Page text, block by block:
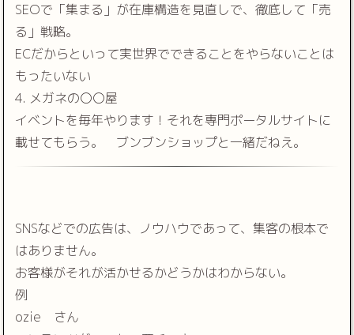
SEOで「集まる」が在庫構造を見直しで、徹底して「売
る」戦略。
ECだからといって実世界でできることをやらないことは
もったいない
4. メガネの〇〇屋
イベントを毎年やります！それを専門ポータルサイトに
載せてもらう。 ブンブンショップと一緒だねえ。
SNSなどでの広告は、ノウハウであって、集客の根本で
はありません。
お客様がそれが活かせるかどうかはわからない。
例
ozie さん